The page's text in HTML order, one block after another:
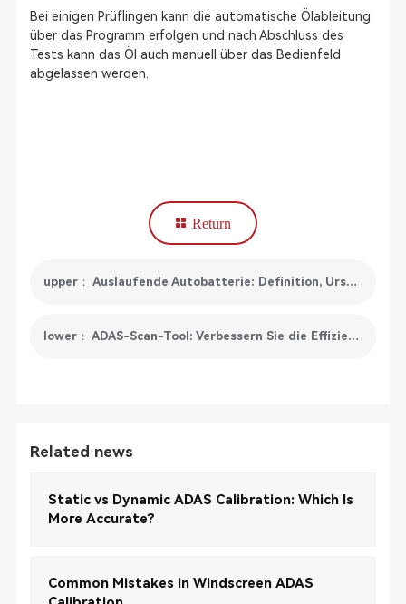
Bei einigen Prüflingen kann die automatische Ölableitung
über das Programm erfolgen und nach Abschluss des
Tests kann das Öl auch manuell über das Bedienfeld
abgelassen werden.
Return
upper： Auslaufende Autobatterie: Definition, Ursachen und Lösungen
lower： ADAS-Scan-Tool: Verbessern Sie die Effizienz der Fehlererkennung
Related news
Static vs Dynamic ADAS Calibration: Which Is
More Accurate?
Common Mistakes in Windscreen ADAS